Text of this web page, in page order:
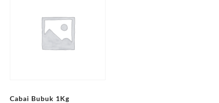
Cabai Bubuk 1Kg